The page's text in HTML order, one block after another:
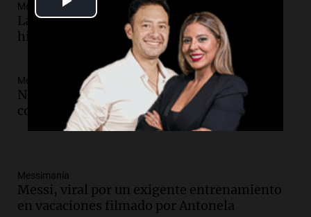
Video
Messimanía
La lección de cinco segundos de Messi a su
hijo Mateo que se hizo viral
Messimanía
Normalidad viral: el video de Messi de
compras tomando mates en Miami
Messimanía
Messi, viral por un exigente entrenamiento
en vacaciones filmado por Antonela